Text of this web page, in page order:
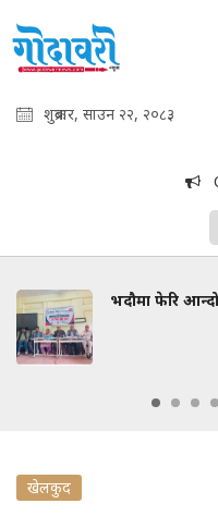
शुक्रबार, साउन २२, २०८३
भदौमा फेरि
खेलकुद